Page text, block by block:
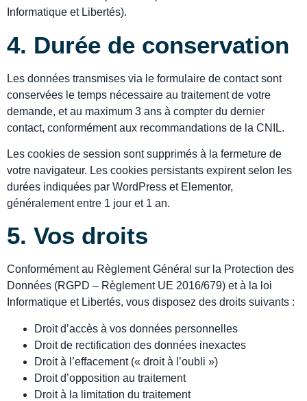
Informatique et Libertés).
4. Durée de conservation
Les données transmises via le formulaire de contact sont
conservées le temps nécessaire au traitement de votre
demande, et au maximum 3 ans à compter du dernier
contact, conformément aux recommandations de la CNIL.
Les cookies de session sont supprimés à la fermeture de
votre navigateur. Les cookies persistants expirent selon les
durées indiquées par WordPress et Elementor,
généralement entre 1 jour et 1 an.
5. Vos droits
Conformément au Règlement Général sur la Protection des
Données (RGPD – Règlement UE 2016/679) et à la loi
Informatique et Libertés, vous disposez des droits suivants :
Droit d’accès à vos données personnelles
Droit de rectification des données inexactes
Droit à l’effacement (« droit à l’oubli »)
Droit d’opposition au traitement
Droit à la limitation du traitement